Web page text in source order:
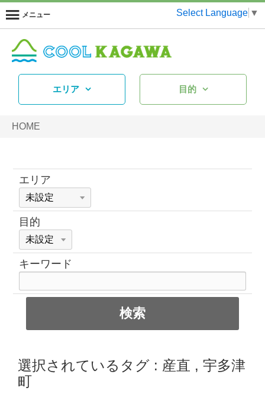
メニュー Select Language ▼
エリア 目的
HOME
エリア
目的
キーワード
選択されているタグ : 産直 , 宇多津
町